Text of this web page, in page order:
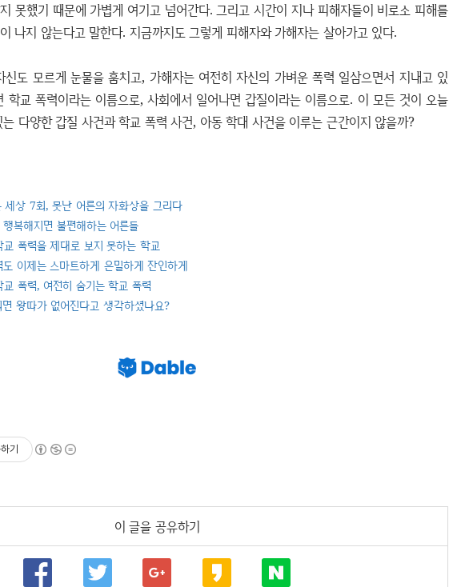
못했기 때문에 가볍게 여기고 넘어간다. 그리고 시간이 지나 피해자들이 비로소 피해를
나지 않는다고 말한다. 지금까지도 그렇게 피해자와 가해자는 살아가고 있다.
신도 모르게 눈물을 훔치고, 가해자는 여전히 자신의 가벼운 폭력 일삼으면서 지내고 있
학교 폭력이라는 이름으로, 사회에서 일어나면 갑질이라는 이름으로. 이 모든 것이 오늘
다양한 갑질 사건과 학교 폭력 사건, 아동 학대 사건을 이루는 근간이지 않을까?
상 7회, 못난 어른의 자화상을 그리다
복해지면 불편해하는 어른들
폭력을 제대로 보지 못하는 학교
이제는 스마트하게 은밀하게 잔인하게
폭력, 여전히 숨기는 학교 폭력
왕따가 없어진다고 생각하셨나요?
기
이 글을 공유하기